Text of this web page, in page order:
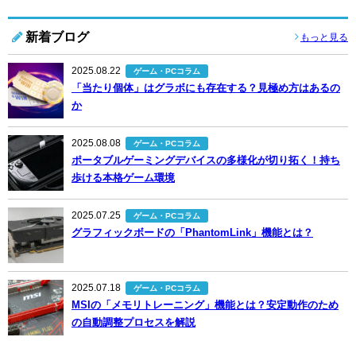
新着ブログ もっと見る
2025.08.22 ゲーム・PCコラム
「当たり個体」はグラボにも存在する？見極め方はあるの
か
2025.08.08 ゲーム・PCコラム
ポータブルゲーミングデバイスの多様化が切り拓く！持ち
歩ける本格ゲーム環境
2025.07.25 ゲーム・PCコラム
グラフィックボードの「PhantomLink」機能とは？
2025.07.18 ゲーム・PCコラム
MSIの「メモリトレーニング」機能とは？安定動作のため
の自動調整プロセスを解説